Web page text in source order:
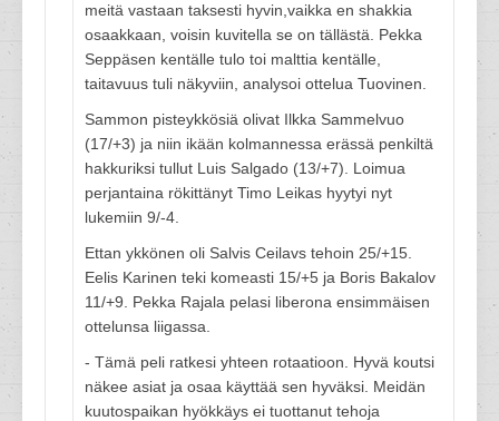
meitä vastaan taksesti hyvin,vaikka en shakkia
osaakkaan, voisin kuvitella se on tällästä. Pekka
Seppäsen kentälle tulo toi malttia kentälle,
taitavuus tuli näkyviin, analysoi ottelua Tuovinen.
Sammon pisteykkösiä olivat Ilkka Sammelvuo
(17/+3) ja niin ikään kolmannessa erässä penkiltä
hakkuriksi tullut Luis Salgado (13/+7). Loimua
perjantaina rökittänyt Timo Leikas hyytyi nyt
lukemiin 9/-4.
Ettan ykkönen oli Salvis Ceilavs tehoin 25/+15.
Eelis Karinen teki komeasti 15/+5 ja Boris Bakalov
11/+9. Pekka Rajala pelasi liberona ensimmäisen
ottelunsa liigassa.
- Tämä peli ratkesi yhteen rotaatioon. Hyvä koutsi
näkee asiat ja osaa käyttää sen hyväksi. Meidän
kuutospaikan hyökkäys ei tuottanut tehoja